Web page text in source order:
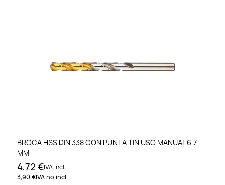
BROCA HSS DIN 338 CON PUNTA TIN USO MANUAL 6.7
MM
4,72 €IVA incl.
3,90 €IVA no incl.